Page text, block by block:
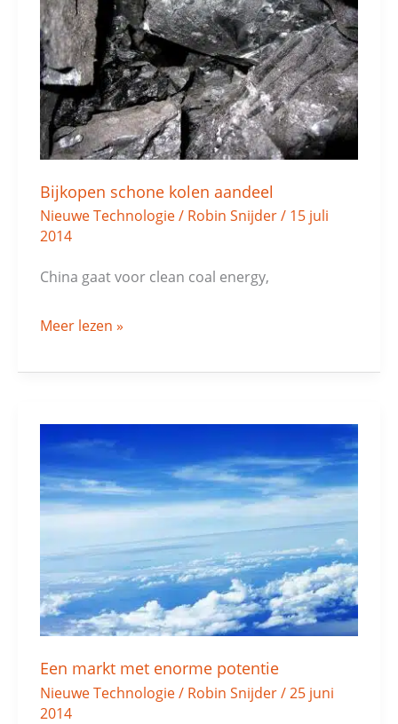
Bijkopen schone kolen aandeel
Nieuwe Technologie/ Robin Snijder/ 15 juli
2014
China gaat voor clean coal energy,
kolen
aandeel
Meer lezen »
Een markt met enorme potentie
Nieuwe Technologie/ Robin Snijder/ 25 juni
2014
markt
met
enorme